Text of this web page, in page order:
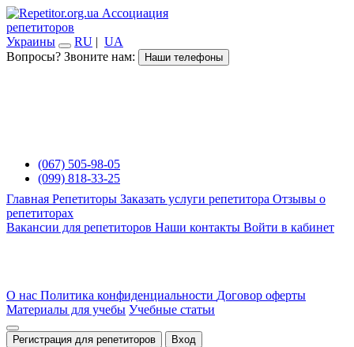
Ассоциация
репетиторов
Украины
RU | UA
Вопросы? Звоните нам:
Наши телефоны
(067) 505-98-05
(099) 818-33-25
Главная Репетиторы Заказать услуги репетитора Отзывы о
репетиторах
Вакансии для репетиторов Наши контакты Войти в кабинет
О нас Политика конфиденциальности Договор оферты
Материалы для учебы Учебные статьи
Регистрация для репетиторов Вход